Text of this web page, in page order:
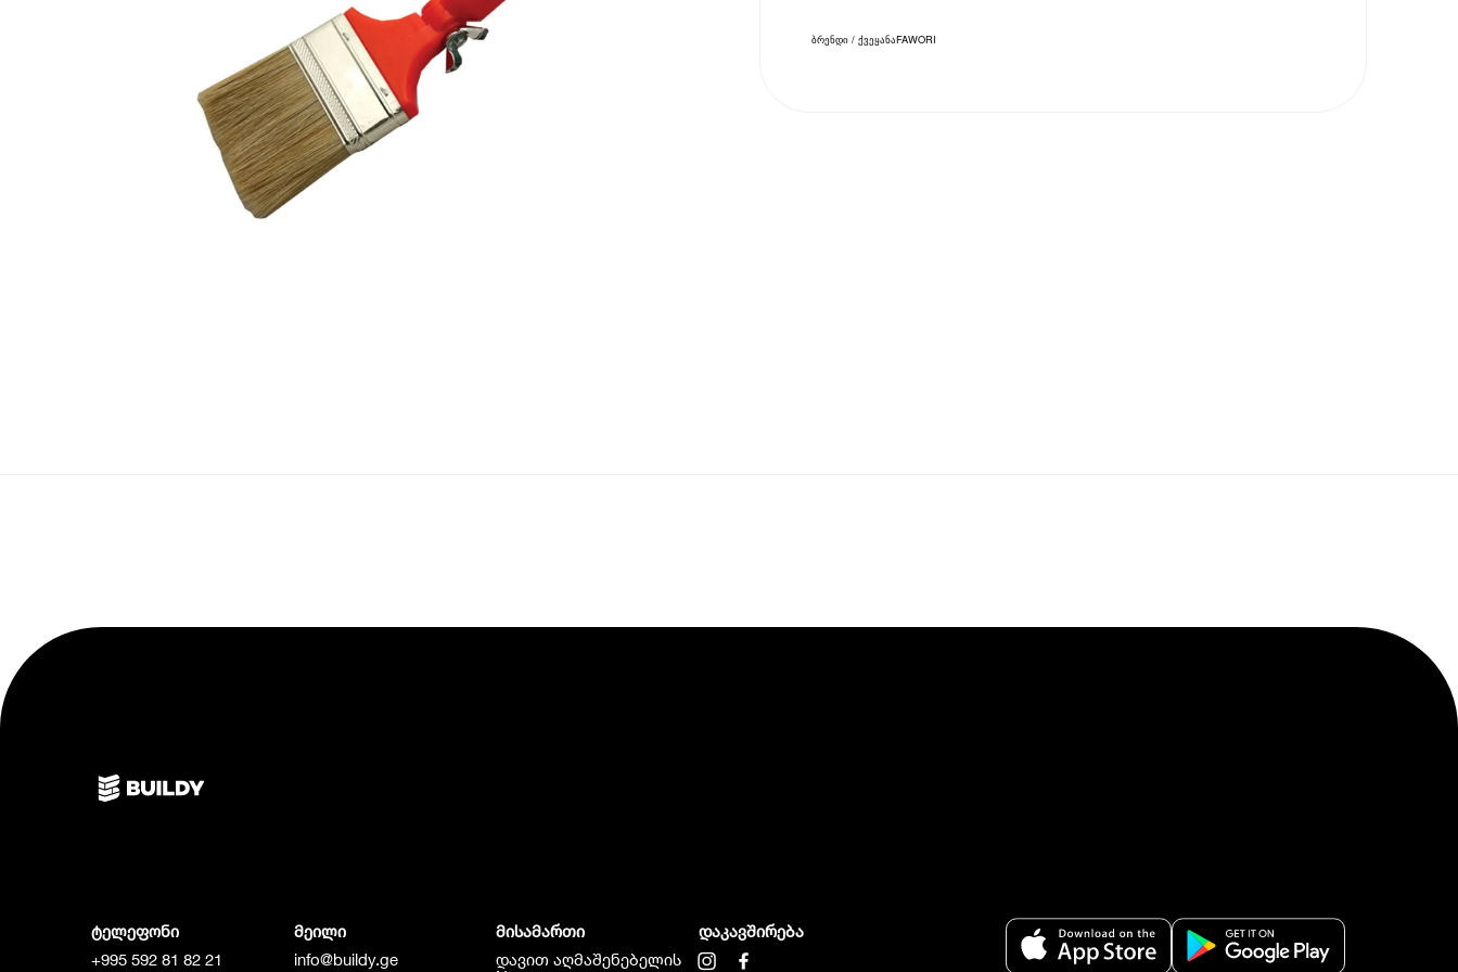
ბრენდი / ქვეყანაFAWORI
ტელეფონი
+995 592 81 82 21
მეილი
info@buildy.ge
მისამართი
დავით აღმაშენებელის
დაკავშირება